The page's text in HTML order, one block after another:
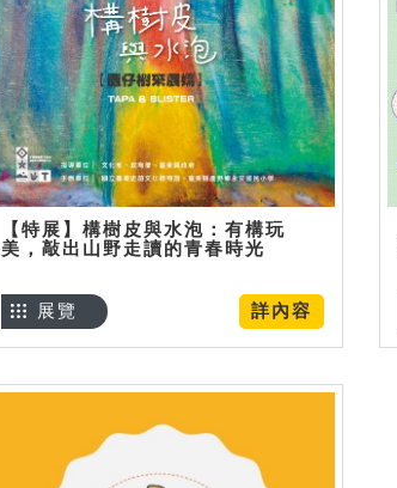
【特展】構樹皮與水泡：有構玩
美，敲出山野走讀的青春時光
詳內容
展覽